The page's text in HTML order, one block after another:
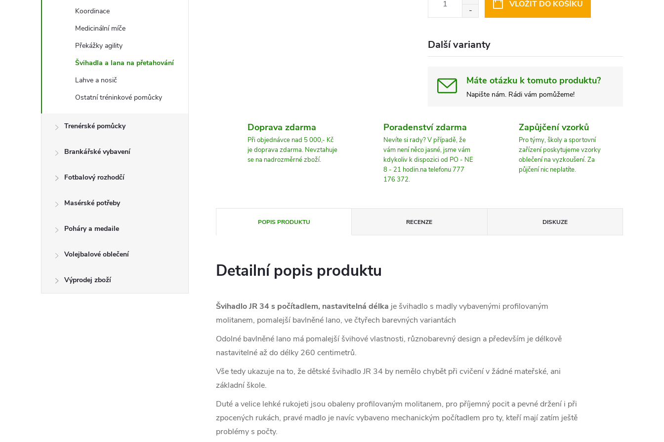
Koordinace
Medicinální míče
Překážky agility
Švihadla a lana na přetahování
Lahve a nosič
Ostatní tréninkové pomůcky
Trenérské pomůcky
Brankářské vybavení
Fotbalový rozhodčí
Masérské potřeby
Poháry a medaile
Volejbalové oblečení
Výprodej zboží
VLOŽIT DO KOŠÍKU
Další varianty
Máte otázku k tomuto produktu?
Napište nám. Rádi vám pomůžeme!
Doprava zdarma
Při objednávce nad 5 000,- Kč
je doprava zdarma. Nevztahuje
se na nadrozměrné zboží.
Poradenství zdarma
Nevíte si rady? V případě, že
vám není něco jasné, jsme vám
kdykoliv k dispozici od PO - NE
8 - 21 hodin.na telefonu 777
176 372.
Zapůjčení vzorků
Pro týmy, školy a sportovní
zařízení poskytujeme vzorky
oblečení na vyzkoušení. Za
půjčení nic neplatíte.
POPIS PRODUKTU RECENZE DISKUZE
Detailní popis produktu
Švihadlo JR 34 s počítadlem, nastavitelná délka je švihadlo s madly vybavenými profilovaným
molitanem, pomalejší bavlněné lano, ve čtyřech barevných variantách
Odolné bavlněné lano má pomalejší švihové vlastnosti, různobarevný design a především je délkově
nastavitelné až do délky 260 centimetrů.
Vše tedy ukazuje na to, že dětské švihadlo JR 34 by nemělo chybět při cvičení v žádné mateřské, ani
základní škole.
Duté a velice lehké rukojeti jsou obaleny profilovaným molitanem, pro příjemný pocit a pevné držení i při
zpocených rukách, pravé madlo je navíc vybaveno mechanickým počítadlem pro ty, kteří mají zatím ještě
problémy s počty.